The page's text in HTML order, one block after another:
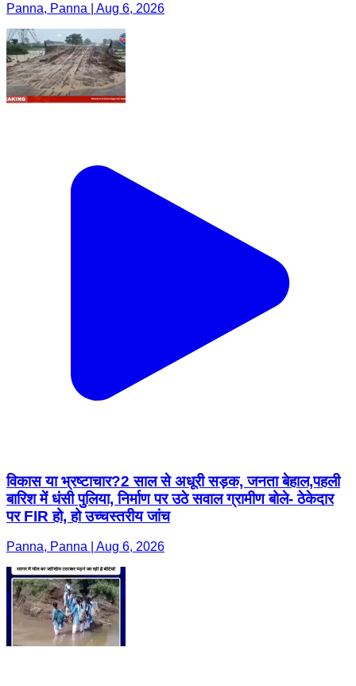
Panna, Panna | Aug 6, 2026
विकास या भ्रष्टाचार?2 साल से अधूरी सड़क, जनता बेहाल,पहली
बारिश में धंसी पुलिया, निर्माण पर उठे सवाल ग्रामीण बोले- ठेकेदार
पर FIR हो, हो उच्चस्तरीय जांच
Panna, Panna | Aug 6, 2026